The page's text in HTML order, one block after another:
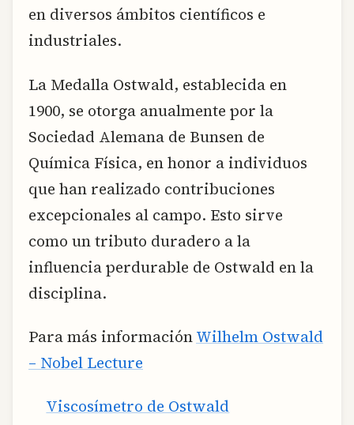
en diversos ámbitos científicos e
industriales.
La Medalla Ostwald, establecida en
1900, se otorga anualmente por la
Sociedad Alemana de Bunsen de
Química Física, en honor a individuos
que han realizado contribuciones
excepcionales al campo. Esto sirve
como un tributo duradero a la
influencia perdurable de Ostwald en la
disciplina.
Para más informaciónWilhelm Ostwald
– Nobel Lecture
Viscosímetro de Ostwald